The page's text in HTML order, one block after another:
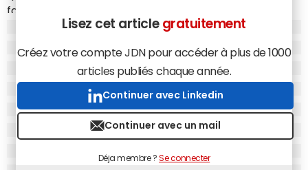
faisait apparaître trois fois. Ce n'était pas une bonne
méthode pour juger de la pertinence d'un site Web.
en utilisant les liens entrants pour estimer la pertinence
d'une page. J'ai réfléchi pendant près d'un an à une
solution à ce problème, avant d'avoir l'idée de permettre
aux annonceurs d'enchérir sur des mots clés pour ainsi
diffuser des annonces de manière pertinente.
Quelles ont été vos inspirations pour développer ce
Lisez cet article gratuitement
Créez votre compte JDN pour accéder à plus de 1000
articles publiés chaque année.
Continuer avec Linkedin
Continuer avec un mail
Déja membre ?Se connecter